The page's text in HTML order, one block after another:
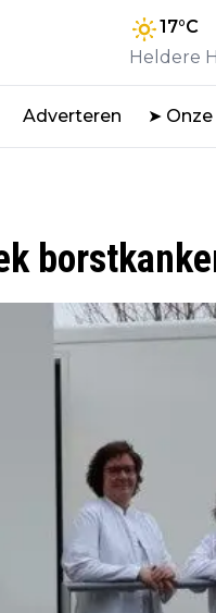
17°C
Heldere
Adverteren ➤